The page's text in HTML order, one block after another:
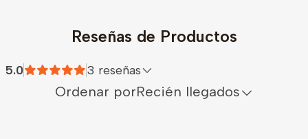
Reseñas de Productos
5.0 3 reseñas
Ordenar porRecién llegados